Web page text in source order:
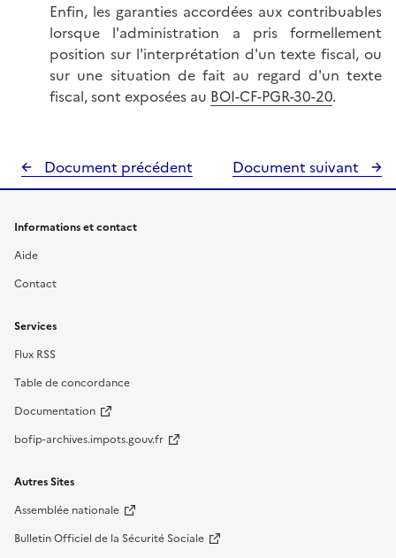
Enfin, les garanties accordées aux contribuables
lorsque l'administration a pris formellement
position sur l'interprétation d'un texte fiscal, ou
sur une situation de fait au regard d'un texte
fiscal, sont exposées au BOI-CF-PGR-30-20.
Document précédent Document suivant
Informations et contact
Aide
Contact
Services
Flux RSS
Table de concordance
Documentation
bofip-archives.impots.gouv.fr
Autres Sites
Assemblée nationale
Bulletin Officiel de la Sécurité Sociale